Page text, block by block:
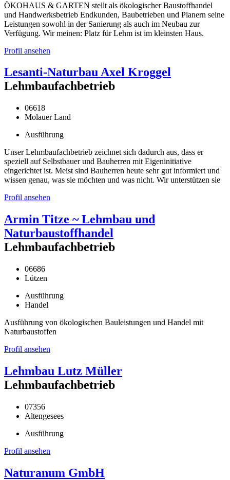
ÖKOHAUS & GARTEN stellt als ökologischer Baustoffhandel
und Handwerksbetrieb Endkunden, Baubetrieben und Planern seine
Leistungen sowohl in der Sanierung als auch im Neubau zur
Verfügung. Wir meinen: Platz für Lehm ist im kleinsten Haus.
Profil ansehen
Lesanti-Naturbau Axel Kroggel
Lehmbaufachbetrieb
06618
Molauer Land
Ausführung
Unser Lehmbaufachbetrieb zeichnet sich dadurch aus, dass er
speziell auf Selbstbauer und Bauherren mit Eigeninitiative
eingerichtet ist. Meist sind Bauherren heute sehr gut informiert und
wissen genau, was sie möchten und was nicht. Wir unterstützen sie
Profil ansehen
Armin Titze ~ Lehmbau und
Naturbaustoffhandel
Lehmbaufachbetrieb
06686
Lützen
Ausführung
Handel
Ausführung von ökologischen Bauleistungen und Handel mit
Naturbaustoffen
Profil ansehen
Lehmbau Lutz Müller
Lehmbaufachbetrieb
07356
Altengesees
Ausführung
Profil ansehen
Naturanum GmbH